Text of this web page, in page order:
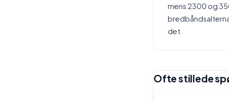
mens 2300 og
det.
Ofte stillede